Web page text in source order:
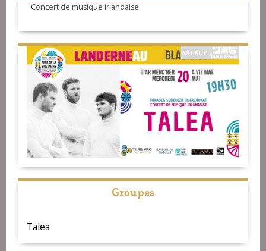
Concert de musique irlandaise
Groupes
Talea